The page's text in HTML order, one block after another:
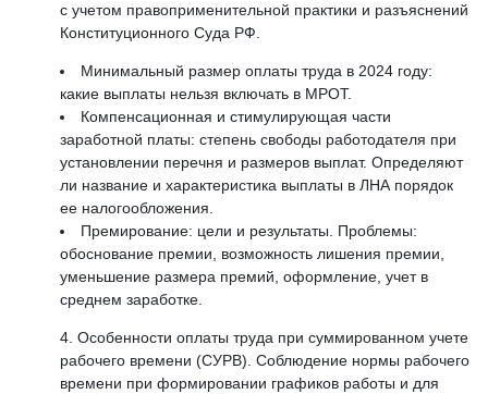
с учетом правоприменительной практики и разъяснений
Конституционного Суда РФ.
Минимальный размер оплаты труда в 2024 году:
какие выплаты нельзя включать в МРОТ.
Компенсационная и стимулирующая части
заработной платы: степень свободы работодателя при
установлении перечня и размеров выплат. Определяют
ли название и характеристика выплаты в ЛНА порядок
ее налогообложения.
Премирование: цели и результаты. Проблемы:
обоснование премии, возможность лишения премии,
уменьшение размера премий, оформление, учет в
среднем заработке.
Особенности оплаты труда при суммированном учете
рабочего времени (СУРВ). Соблюдение нормы рабочего
времени при формировании графиков работы и для